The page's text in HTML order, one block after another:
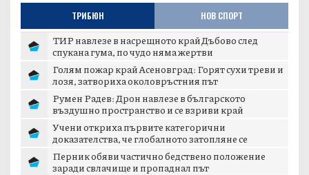
ТРИБЮН НОВ СПОРТ
ТИР навлезе в насрещното край Дъбово след
спукана гума, по чудо няма жертви
Голям пожар край Асеновград: Горят сухи треви и
лозя, затвориха околовръстния път
Румен Радев: Дрон навлезе в българското
въздушно пространство и се взриви край
Учени откриха първите категорични
доказателства, че глобалното затопляне се
Перник обяви частично бедствено положение
заради свлачище и пропаднал път